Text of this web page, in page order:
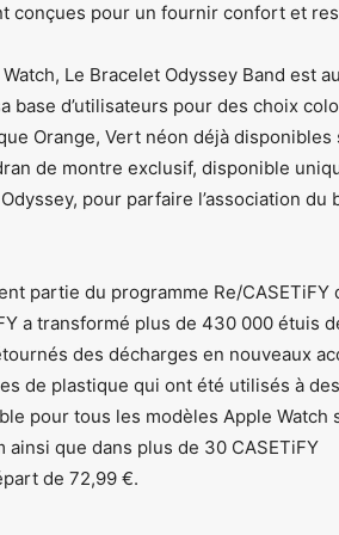
conçues pour un fournir confort et
Le Bracelet Odyssey Band est
base d’utilisateurs pour des choix
Orange, Vert néon déjà disponibles
de montre exclusif, disponible
pour parfaire l’association du
partie du programme Re/CASETiFY
a transformé plus de 430 000 étuis
des décharges en nouveaux
de plastique qui ont été utilisés à
pour tous les modèles Apple Watch
que dans plus de 30 CASETiFY
de 72,99 €.